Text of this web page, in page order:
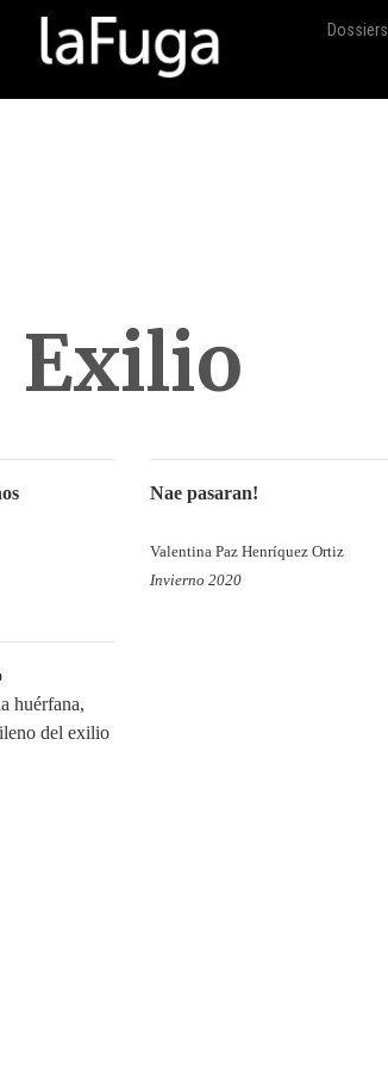
Dossiers
Exilio
Nae pasaran!
Valentina Paz Henríquez Ortiz
Invierno 2020
huérfana,
del exilio